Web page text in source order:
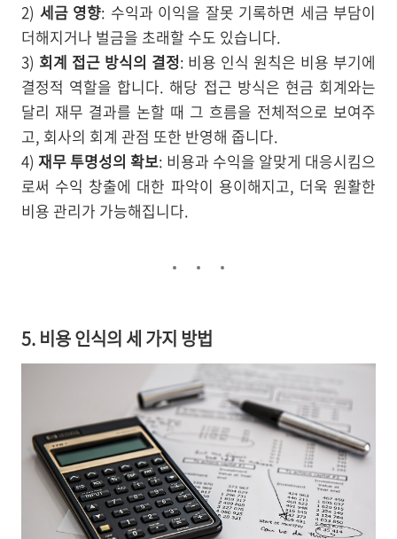
2) 세금 영향: 수익과 이익을 잘못 기록하면 세금 부담이
더해지거나 벌금을 초래할 수도 있습니다.
3) 회계 접근 방식의 결정: 비용 인식 원칙은 비용 부기에
결정적 역할을 합니다. 해당 접근 방식은 현금 회계와는
달리 재무 결과를 논할 때 그 흐름을 전체적으로 보여주
고, 회사의 회계 관점 또한 반영해 줍니다.
4) 재무 투명성의 확보: 비용과 수익을 알맞게 대응시킴으
로써 수익 창출에 대한 파악이 용이해지고, 더욱 원활한
비용 관리가 가능해집니다.
5. 비용 인식의 세 가지 방법